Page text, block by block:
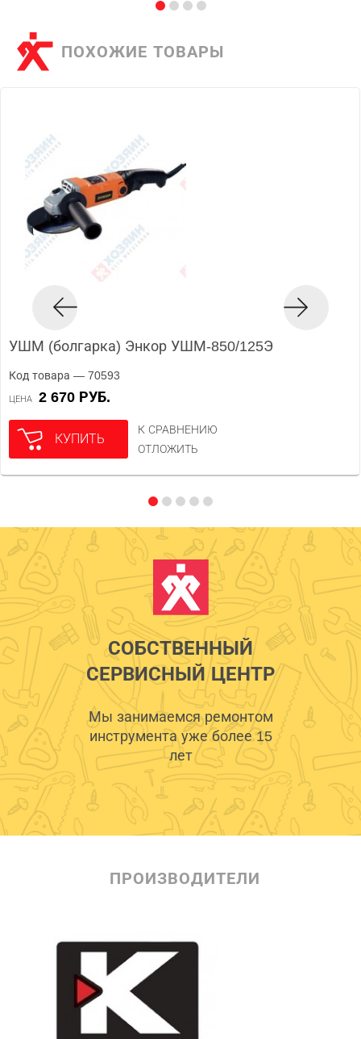
ПОХОЖИЕ ТОВАРЫ
УШМ (болгарка) Энкор УШМ-850/125Э
Код товара — 70593
ЦЕНА 2 670 РУБ.
КУПИТЬ
К СРАВНЕНИЮ
ОТЛОЖИТЬ
СОБСТВЕННЫЙ
СЕРВИСНЫЙ ЦЕНТР
Мы занимаемся ремонтом
инструмента уже более 15
лет
ПРОИЗВОДИТЕЛИ